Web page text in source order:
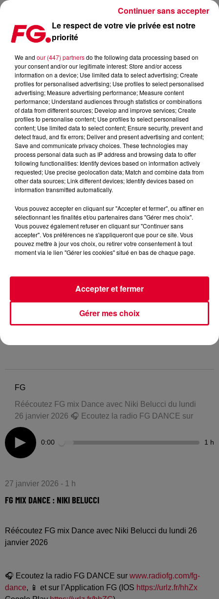
FG MIX DANCE : NIKI BELUCCI
FG
Réécoutez FG mix Dance avec Niki Belucci du lundi
26 janvier 2026 🎧 Ecoutez la radio FG DANCE sur
0:00 1 h
27 janvier 2026 - 1 h
FG MIX DANCE : NIKI BELUCCI
Réécoutez FG mix Dance avec Niki Belucci du lundi 26
janvier 2026
🎧 Ecoutez la radio FG DANCE sur www.radiofg.com/fg-
dance, 📱 et sur l’Application FG (IOS https://urlz.fr/hhZx
Le respect de votre vie privée est notre
priorité
We and our (447) partnersdo the following data processing based on
your consent and/or our legitimate interest: Store and/or access
information on a device; Use limited data to select advertising; Create
profiles for personalised advertising; Use profiles to select personalised
advertising; Measure advertising performance; Measure content
performance; Understand audiences through statistics or combinations
of data from different sources; Develop and improve services; Create
profiles to personalise content; Use profiles to select personalised
content; Use limited data to select content; Ensure security, prevent and
detect fraud, and fix errors; Deliver and present advertising and content;
Save and communicate privacy choices. These technologies may
process personal data such as IP address and browsing data to offer
following functionalities: Identify devices based on information actively
requested; Use precise geolocation data; Match and combine data from
other data sources; Link different devices; Identify devices based on
information transmitted automatically.
Vous pouvez accepter en cliquant sur "Accepter et fermer", ou affiner en
sélectionnant les finalités et/ou partenaires dans "Gérer mes choix".
Vous pouvez également refuser en cliquant sur "Continuer sans
accepter". Vos préférences ne s'appliqueront que pour ce site. Vous
pouvez mettre à jour vos choix, ou retirer votre consentement à tout
moment via le lien "Gérer les cookies" situé en bas de chaque page.
Gérer mes choix
Accepter et fermer
Continuer sans accepter